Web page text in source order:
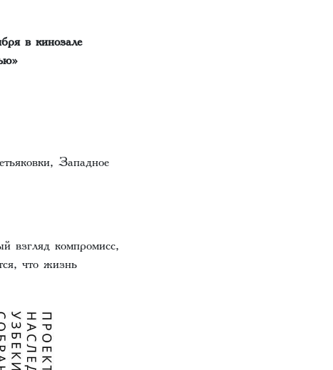
в кинозале
Западное
взгляд компромисс,
что жизнь